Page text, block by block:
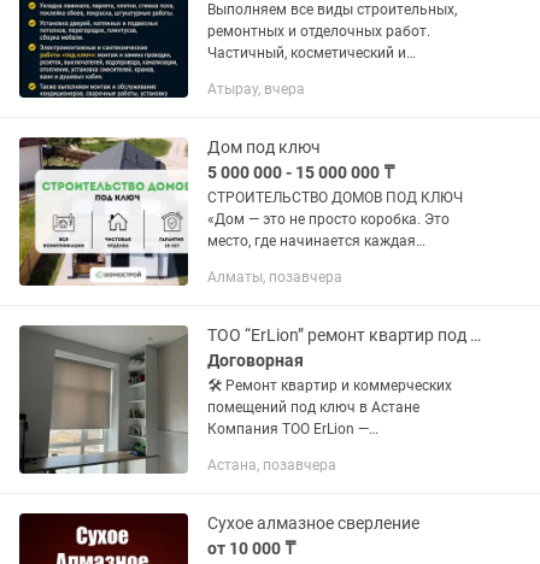
Выполняем все виды строительных,
ремонтных и отделочных работ.
Частичный, косметический и
коммерческих помещений.
конструкций,...
Атырау, вчера
Дом под ключ
5 000 000 - 15 000 000 ₸
СТРОИТЕЛЬСТВО ДОМОВ ПОД КЛЮЧ
«Дом — это не просто коробка. Это
место, где начинается каждая
представляете: вот здесь будет
—...
Алматы, позавчера
TOO “ErLion” ремонт квартир под ключ
Договорная
🛠 Ремонт квартир и коммерческих
помещений под ключ в Астане
Компания TOO ErLion —
2019 года. Мы берем на себя весь цикл
отделки,...
Астана, позавчера
Сухое алмазное сверление
от 10 000 ₸